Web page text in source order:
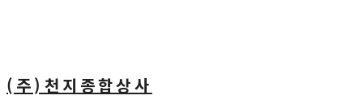
(주)천지종합상사